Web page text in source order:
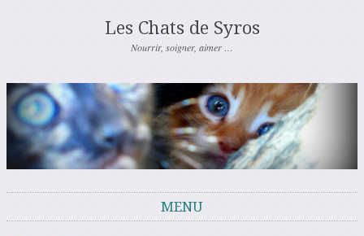
Les Chats de Syros
Nourrir, soigner, aimer …
MENU